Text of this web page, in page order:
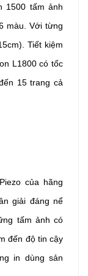
1500 tấm ảnh
màu. Với từng
Tiết kiệm
L1800 có tốc
15 trang cả
của hãng
giải đáng nể
tấm ảnh có
đến độ tin cậy
in dùng sản